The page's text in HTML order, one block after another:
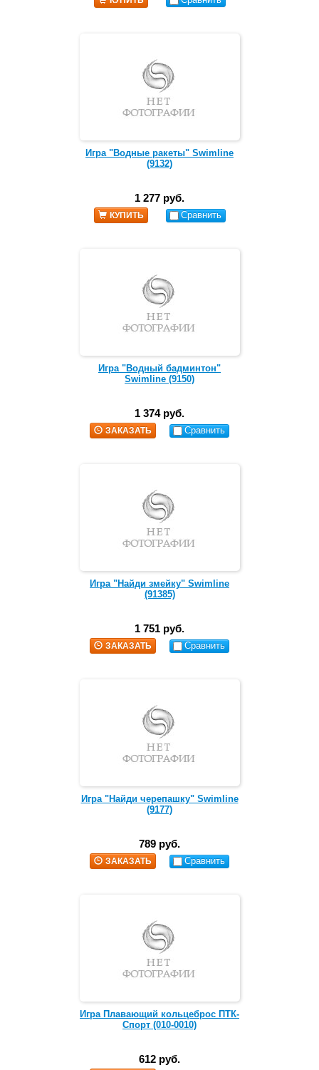
Игра "Водные ракеты" Swimline
(9132)
1 277 руб.
КУПИТЬ Сравнить
Игра "Водный бадминтон"
Swimline (9150)
1 374 руб.
ЗАКАЗАТЬ Сравнить
Игра "Найди змейку" Swimline
(91385)
1 751 руб.
ЗАКАЗАТЬ Сравнить
Игра "Найди черепашку" Swimline
(9177)
789 руб.
ЗАКАЗАТЬ Сравнить
Игра Плавающий кольцеброс ПТК-
Спорт (010-0010)
612 руб.